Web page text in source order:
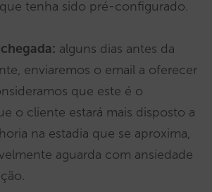
tenha sido pré-configurado.
alguns dias antes da
enviaremos o email a oferecer
que este é o
o cliente estará mais disposto a
na estadia que se aproxima,
aguarda com ansiedade